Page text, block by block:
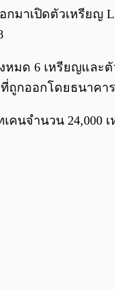
กมาเปิดตัวเหรีย
มด 6 เหรียญและ
กออกโดยธนาคา
คนจำนวน 24,000